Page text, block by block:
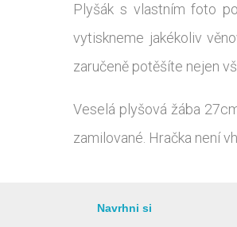
Plyšák s vlastním foto
vytiskneme jakékoliv
zaručeně potěšíte nejen
Veselá plyšová žába
zamilované. Hračka není
Navrhni si